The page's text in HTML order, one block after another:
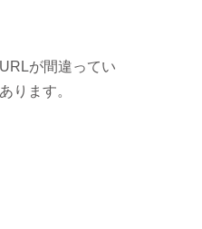
が間違ってい
ります。